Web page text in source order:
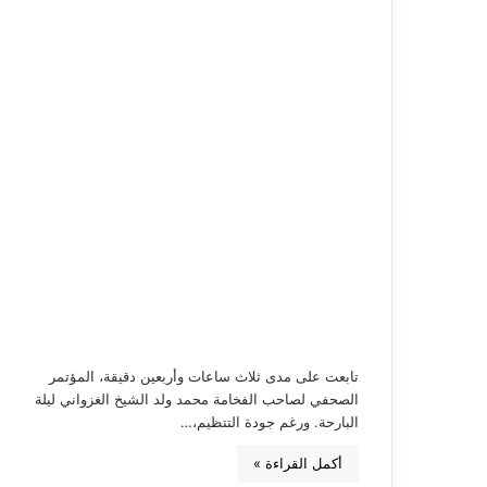
تابعت على مدى ثلاث ساعات وأربعين دقيقة، المؤتمر
الصحفي لصاحب الفخامة محمد ولد الشيخ الغزواني ليلة
البارحة. ورغم جودة التتظيم،…
أكمل القراءة »